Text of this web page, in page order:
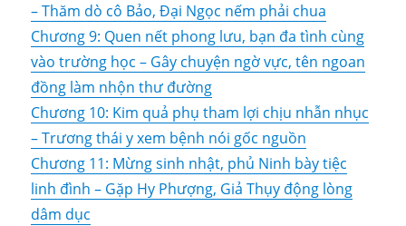
– Thăm dò cô Bảo, Đại Ngọc nếm phải chua
Chương 9: Quen nết phong lưu, bạn đa tình cùng
vào trường học – Gây chuyện ngờ vực, tên ngoan
đồng làm nhộn thư đường
Chương 10: Kim quả phụ tham lợi chịu nhẫn nhục
– Trương thái y xem bệnh nói gốc nguồn
Chương 11: Mừng sinh nhật, phủ Ninh bày tiệc
linh đình – Gặp Hy Phượng, Giả Thụy động lòng
dâm dục